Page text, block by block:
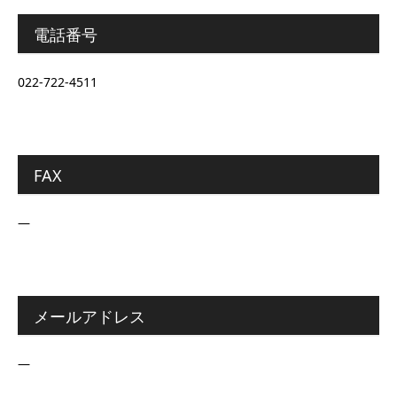
電話番号
022-722-4511
FAX
―
メールアドレス
―